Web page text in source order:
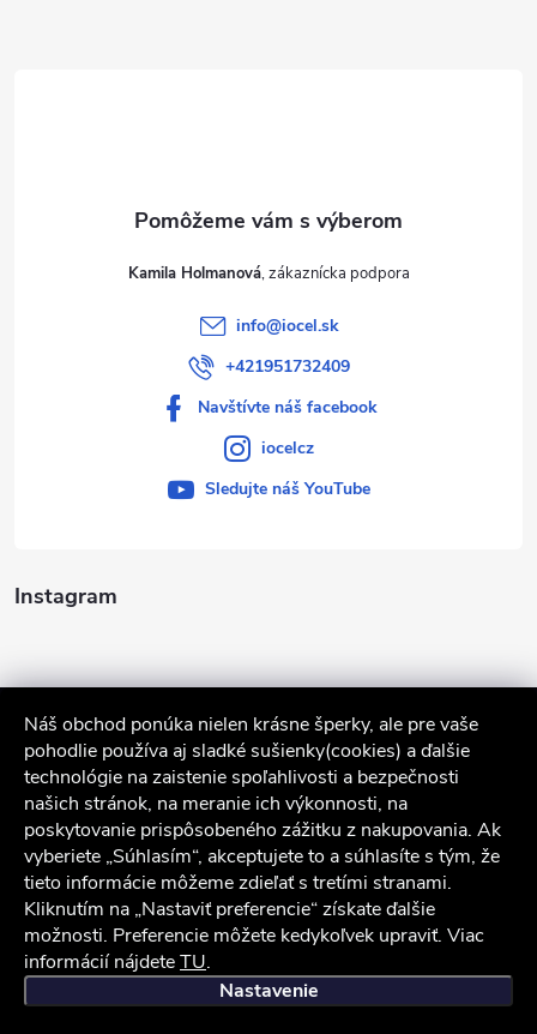
Náš obchod ponúka nielen krásne šperky, ale pre vaše
pohodlie používa aj sladké sušienky(cookies) a ďalšie
technológie na zaistenie spoľahlivosti a bezpečnosti
našich stránok, na meranie ich výkonnosti, na
poskytovanie prispôsobeného zážitku z nakupovania. Ak
vyberiete „Súhlasím“, akceptujete to a súhlasíte s tým, že
tieto informácie môžeme zdieľať s tretími stranami.
Kliknutím na „Nastaviť preferencie“ získate ďalšie
možnosti. Preferencie môžete kedykoľvek upraviť. Viac
informácií nájdeteTU.
Nastavenie
Instagram
Sledovať na Instagrame
Služby zákazníkom
Kamila Holmanová
info@iocel.sk
+421951732409
Navštívte náš facebook
iocelcz
Sledujte náš YouTube
iocel.sk Obchodné podmienky Ochrana osobných údajov